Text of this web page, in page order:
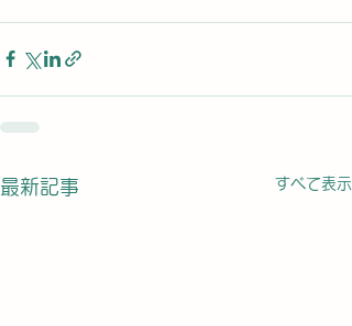
最新記事 すべて表示